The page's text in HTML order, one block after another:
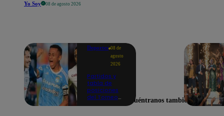
Yo Soy 08 de agosto 2026
Deportes 08 de
agosto
2026
Partidos y
tabla de
posiciones
del Torneo
Encuéntranos también en